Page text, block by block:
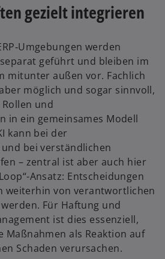
gezielt integrieren
werden
geführt und bleiben im
mitunter außen vor. Fachlich
möglich und sogar sinnvoll,
und
in ein gemeinsames Modell
kann bei der
bei verständlichen
– zentral ist aber auch hier
Ansatz: Entscheidungen
weiterhin von verantwortlichen
Für Haftung und
ist dies essenziell,
als Reaktion auf
Schaden verursachen.